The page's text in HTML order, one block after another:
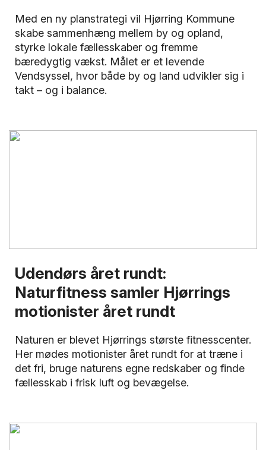
Med en ny planstrategi vil Hjørring Kommune
skabe sammenhæng mellem by og opland,
styrke lokale fællesskaber og fremme
bæredygtig vækst. Målet er et levende
Vendsyssel, hvor både by og land udvikler sig i
takt – og i balance.
Udendørs året rundt:
Naturfitness samler Hjørrings
motionister året rundt
Naturen er blevet Hjørrings største fitnesscenter.
Her mødes motionister året rundt for at træne i
det fri, bruge naturens egne redskaber og finde
fællesskab i frisk luft og bevægelse.